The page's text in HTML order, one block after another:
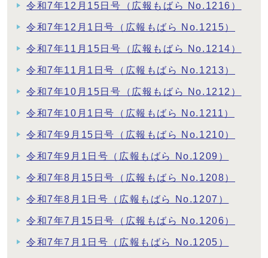
令和7年12月15日号（広報もばら No.1216）
令和7年12月1日号（広報もばら No.1215）
令和7年11月15日号（広報もばら No.1214）
令和7年11月1日号（広報もばら No.1213）
令和7年10月15日号（広報もばら No.1212）
令和7年10月1日号（広報もばら No.1211）
令和7年9月15日号（広報もばら No.1210）
令和7年9月1日号（広報もばら No.1209）
令和7年8月15日号（広報もばら No.1208）
令和7年8月1日号（広報もばら No.1207）
令和7年7月15日号（広報もばら No.1206）
令和7年7月1日号（広報もばら No.1205）